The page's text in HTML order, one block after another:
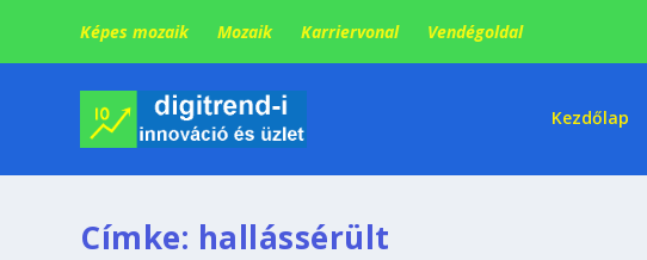
Képes mozaik Mozaik Karriervonal Vendégoldal
Kezdőlap
Címke: hallássérült